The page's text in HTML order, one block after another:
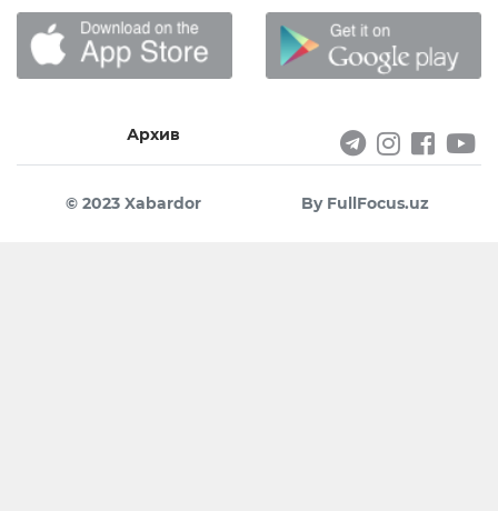
Архив
© 2023 Xabardor By FullFocus.uz